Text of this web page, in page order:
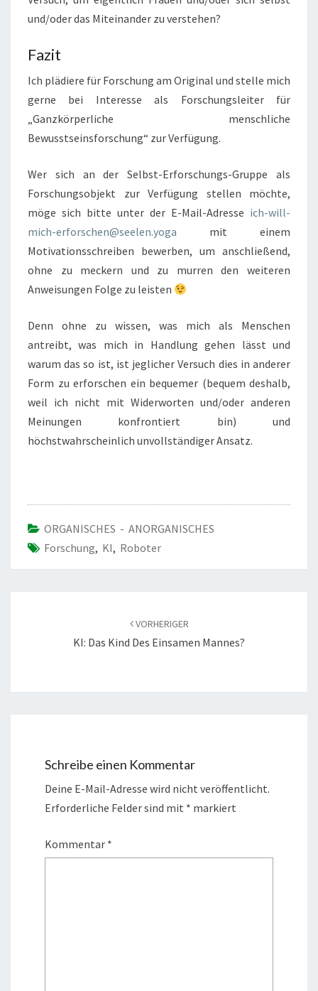
und/oder das Miteinander zu verstehen?
Fazit
Ich plädiere für Forschung am Original und stelle mich
gerne bei Interesse als Forschungsleiter für
„Ganzkörperliche menschliche
Bewusstseinsforschung“ zur Verfügung.
Wer sich an der Selbst-Erforschungs-Gruppe als
Forschungsobjekt zur Verfügung stellen möchte,
möge sich bitte unter der E-Mail-Adresse ich-will-
mich-erforschen@seelen.yoga mit einem
Motivationsschreiben bewerben, um anschließend,
ohne zu meckern und zu murren den weiteren
Anweisungen Folge zu leisten
Denn ohne zu wissen, was mich als Menschen
antreibt, was mich in Handlung gehen lässt und
warum das so ist, ist jeglicher Versuch dies in anderer
Form zu erforschen ein bequemer (bequem deshalb,
weil ich nicht mit Widerworten und/oder anderen
Meinungen konfrontiert bin) und
höchstwahrscheinlich unvollständiger Ansatz.
ORGANISCHES - ANORGANISCHES
Forschung, KI, Roboter
VORHERIGER
KI: Das Kind Des Einsamen Mannes?
Schreibe einen Kommentar
Deine E-Mail-Adresse wird nicht veröffentlicht.
Erforderliche Felder sind mit * markiert
Kommentar *